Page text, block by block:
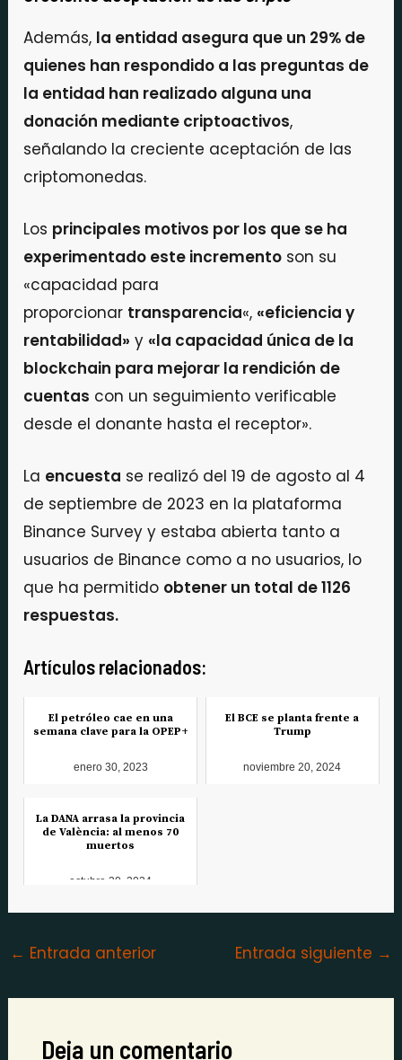
Además, la entidad asegura que un 29% de
quienes han respondido a las preguntas de
la entidad han realizado alguna una
donación mediante criptoactivos,
señalando la creciente aceptación de las
criptomonedas.
Los principales motivos por los que se ha
experimentado este incremento son su
«capacidad para
proporcionar transparencia«, «eficiencia y
rentabilidad» y «la capacidad única de la
blockchain para mejorar la rendición de
cuentas con un seguimiento verificable
desde el donante hasta el receptor».
La encuesta se realizó del 19 de agosto al 4
de septiembre de 2023 en la plataforma
Binance Survey y estaba abierta tanto a
usuarios de Binance como a no usuarios, lo
que ha permitido obtener un total de 1126
respuestas.
Artículos relacionados:
El petróleo cae en una
semana clave para la OPEP+
enero 30, 2023
El BCE se planta frente a
Trump
noviembre 20, 2024
La DANA arrasa la provincia
de València: al menos 70
muertos
octubre 30, 2024
← Entrada anterior Entrada siguiente →
Deja un comentario